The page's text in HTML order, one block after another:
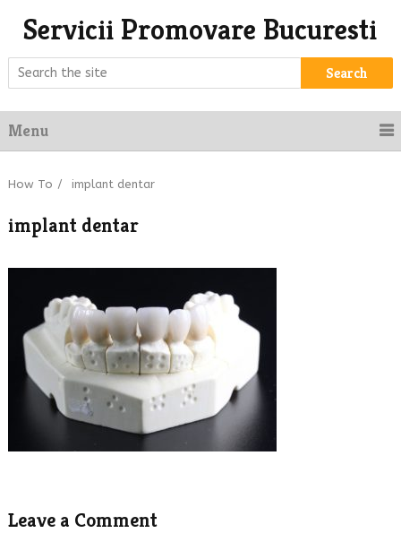
Servicii Promovare Bucuresti
Search
Menu
How To / implant dentar
implant dentar
Leave a Comment